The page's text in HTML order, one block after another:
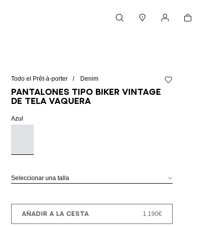
Cesta
Todo el Prêt-à-porter Denim
Pantalones tipo biker vintage
de tela vaquera
Azul
Seleccionar una talla
AÑADIR A LA CESTA 1.190€